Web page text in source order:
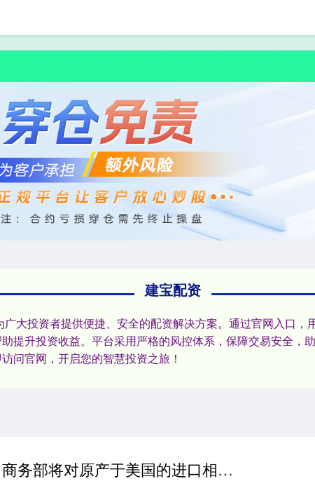
专业
建宝配资
大投资者提供便捷、安全的配资解决方案。通过官网入口
提升投资收益。平台采用严格的风控体系，保障交易安全，
问官网，开启您的智慧投资之旅！
旗开网配资 商务部将对原产于美国的进口相关模拟芯片进行反倾销立案调查